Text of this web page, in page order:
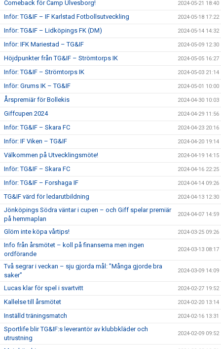
Comeback för Camp Ulvesborg! 2024-05-21 18:40
Inför: TG&IF – IF Karlstad Fotbollsutveckling 2024-05-18 17:22
Inför: TG&IF – Lidköpings FK (DM) 2024-05-14 14:32
Inför: IFK Mariestad – TG&IF 2024-05-09 12:30
Höjdpunkter från TG&IF – Strömtorps IK 2024-05-05 16:27
Inför: TG&IF – Strömtorps IK 2024-05-03 21:14
Inför: Grums IK – TG&IF 2024-05-01 10:00
Årspremiär för Bollekis 2024-04-30 10:03
Giffcupen 2024 2024-04-29 11:56
Inför: TG&IF – Skara FC 2024-04-23 20:16
Inför: IF Viken – TG&IF 2024-04-20 19:14
Välkommen på Utvecklingsmöte! 2024-04-19 14:15
Inför: TG&IF – Skara FC 2024-04-16 22:25
Inför: TG&IF – Forshaga IF 2024-04-14 09:26
TG&IF värd för ledarutbildning 2024-04-13 12:30
Jönköpings Södra väntar i cupen – och Giff spelar premiär
på hemmaplan
2024-04-07 14:59
Glöm inte köpa vårtips! 2024-03-25 09:26
Info från årsmötet – koll på finanserna men ingen
ordförande
2024-03-13 08:17
Två segrar i veckan – sju gjorda mål: ”Många gjorde bra
saker”
2024-03-09 14:09
Lucas klar för spel i svartvitt 2024-02-27 19:52
Kallelse till årsmötet 2024-02-20 13:14
Inställd träningsmatch 2024-02-16 13:31
Sportlife blir TG&IF:s leverantör av klubbkläder och
utrustning
2024-02-09 09:52